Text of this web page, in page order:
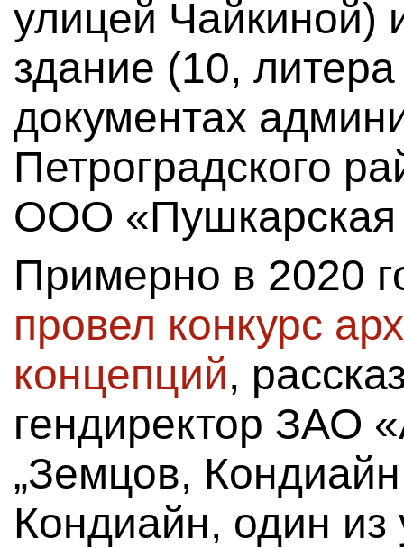
улицей Чайкиной)
здание (10,
документах
Петроградского
ООО «Пушкарская
Примерно в 2020
провел конкурс
концепций,
гендиректор ЗАО
„Земцов,
Кондиайн, один из